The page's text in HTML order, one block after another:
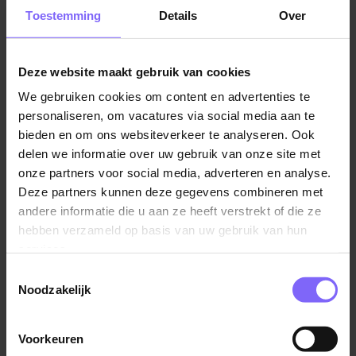
Toestemming Details Over
Deze website maakt gebruik van cookies
We gebruiken cookies om content en advertenties te
personaliseren, om vacatures via social media aan te
bieden en om ons websiteverkeer te analyseren. Ook
delen we informatie over uw gebruik van onze site met
onze partners voor social media, adverteren en analyse.
Deze partners kunnen deze gegevens combineren met
andere informatie die u aan ze heeft verstrekt of die ze
hebben verzameld op basis van uw gebruik van hun
Noodzakelijk
Voorkeuren
kunnen gaan. Ons motto: haal het beste uit jezelf!
Je werkt op de poliklinische revalidatie afdeling van
Adelante, locatie Maastricht UMC+ binnen het team
volwassenen en jongeren. Als (GZ-)psycholoog binnen
de revalidatiedagbehandeling werk je intensief en
interdisciplinair samen in een enthousiast team van
fysiotherapeuten, ergotherapeuten, logopedisten en
revalidatieartsen, een diëtiste en een maatschappelijk
werker. Samen ben je verantwoordelijk voor de
revalidatietrajecten van op locatie MUMC+. Je zal
patiënten gaan behandelen op verschillende
o.a. neurologie/NAH, orthopedie, multitrauma, post-
Binnen de chronische pijn revalidatie worden patiënten